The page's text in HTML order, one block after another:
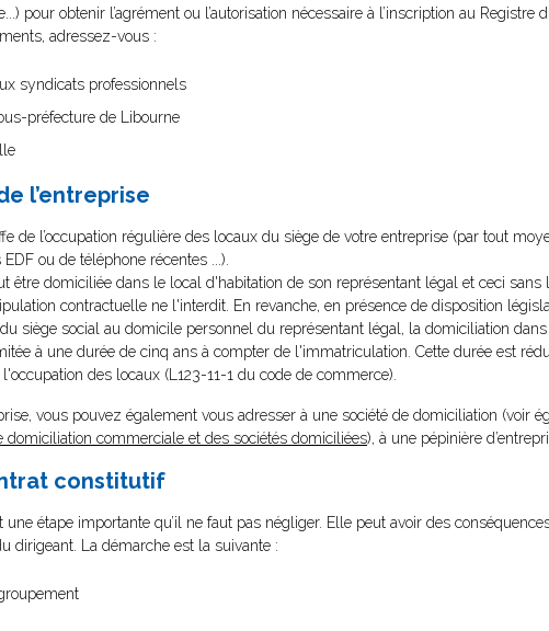
pour obtenir l’agrément ou l’autorisation nécessaire à l’inscription au Registre
adressez-vous :
syndicats professionnels
préfecture de Libourne
l’entreprise
de l’occupation régulière des locaux du siège de votre entreprise (par tout
ou de téléphone récentes ...).
être domiciliée dans le local d'habitation de son représentant légal et ceci
contractuelle ne l'interdit. En revanche, en présence de disposition
siège social au domicile personnel du représentant légal, la domiciliation
à une durée de cinq ans à compter de l'immatriculation. Cette durée est
des locaux (L123-11-1 du code de commerce).
vous pouvez également vous adresser à une société de domiciliation (voir
domiciliation commerciale et des sociétés domiciliées), à une pépinière
constitutif
une étape importante qu’il ne faut pas négliger. Elle peut avoir des
dirigeant. La démarche est la suivante :